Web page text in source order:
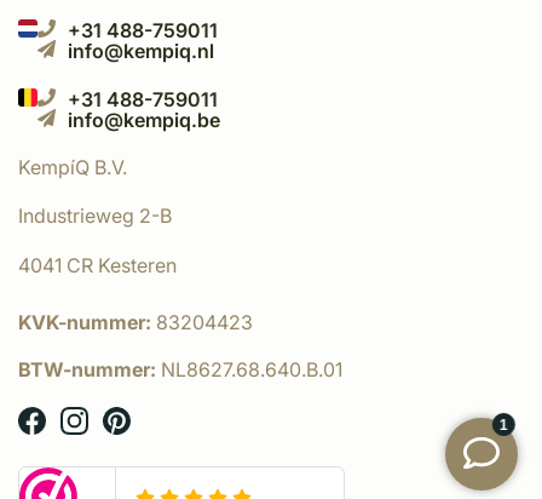
+31 488-759011
info@kempiq.nl
+31 488-759011
info@kempiq.be
KempíQ B.V.
Industrieweg 2-B
4041 CR Kesteren
KVK-nummer: 83204423
BTW-nummer: NL8627.68.640.B.01